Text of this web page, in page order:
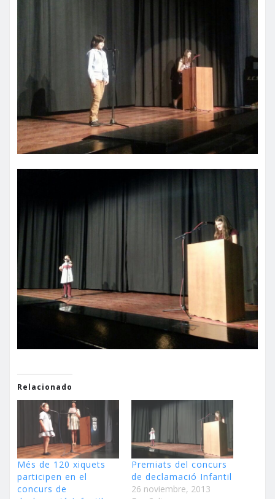
Relacionado
Més de 120 xiquets
participen en el
concurs de
Premiats del concurs
de declamació Infantil
26 noviembre, 2013